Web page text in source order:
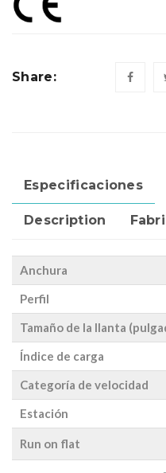
Share:
Especificaciones
Description
Anchura
Perfil
Tamaño de la llanta
Índice de carga
Categoría de velocidad
Estación
Run on flat